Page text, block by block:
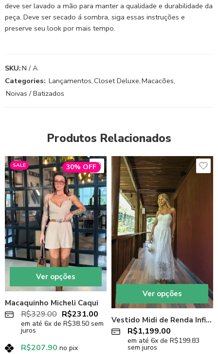
deve ser lavado a mão para manter a qualidade e durabilidade da
peça. Deve ser secado á sombra, siga essas instruções e
preserve seu look por mais tempo.
SKU:N / A
Categories: Lançamentos,Closet Deluxe,Macacões,
Noivas / Batizados
Produtos Relacionados
SALE 30% OFF
Ver opções
Macaquinho Micheli Caqui
R$329.00 R$231.00
em até 6x de R$38.50 sem
juros
R$207.90 no pix
Ver opções
Vestido Midi de Renda Infinity Off-White
R$1,199.00
em até 6x de R$199.83
sem juros